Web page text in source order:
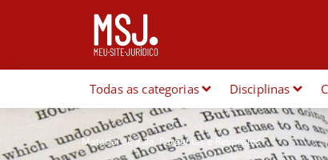
Todas as categorias Disciplinas
Material de aula , Perguntas e Respostas